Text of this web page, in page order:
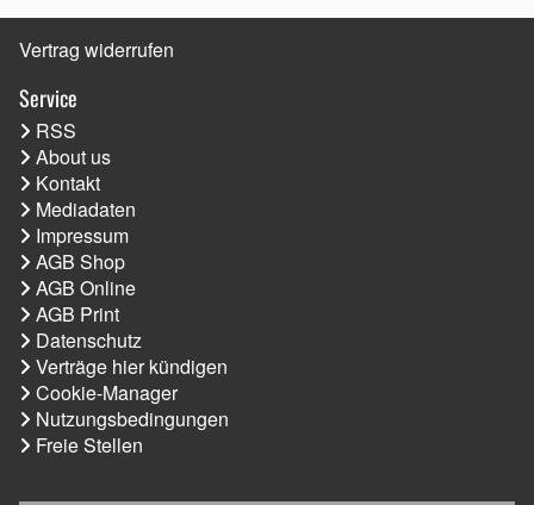
Vertrag widerrufen
Service
RSS
About us
Kontakt
Mediadaten
Impressum
AGB Shop
AGB Online
AGB Print
Datenschutz
Verträge hier kündigen
Cookie-Manager
Nutzungsbedingungen
Freie Stellen